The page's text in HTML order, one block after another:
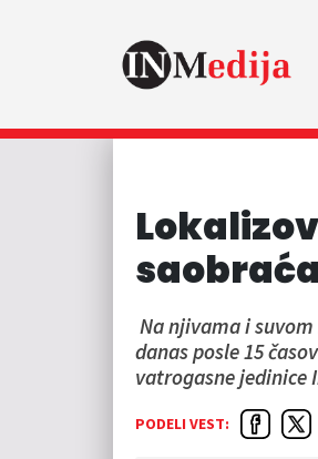
Na njivama i
danas posle 15
vatrogasne
PODELI VEST: